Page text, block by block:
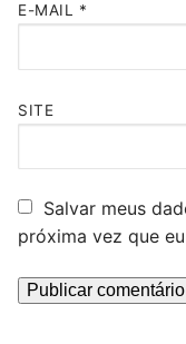
E-MAIL *
SITE
Salvar meus
próxima vez que